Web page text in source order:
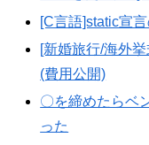
[C言語]static宣
[新婚旅行/海外
(費用公開)
〇を締めたらベ
った